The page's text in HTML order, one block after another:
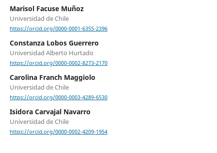
Marisol Facuse Muñoz
Universidad de Chile
https://orcid.org/0000-0001-6355-2396
Constanza Lobos Guerrero
Universidad Alberto Hurtado
https://orcid.org/0000-0002-8273-2170
Carolina Franch Maggiolo
Universidad de Chile
https://orcid.org/0000-0003-4289-6530
Isidora Carvajal Navarro
Universidad de Chile
https://orcid.org/0000-0002-4209-1954